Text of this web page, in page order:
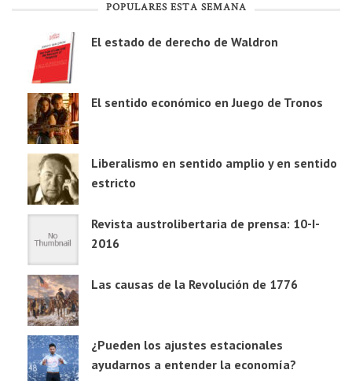
POPULARES ESTA SEMANA
El estado de derecho de Waldron
El sentido económico en Juego de Tronos
Liberalismo en sentido amplio y en sentido
estricto
Revista austrolibertaria de prensa: 10-I-
2016
Las causas de la Revolución de 1776
¿Pueden los ajustes estacionales
ayudarnos a entender la economía?